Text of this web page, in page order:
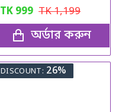
TK 999 TK1,199
অর্ডার করুন
DISCOUNT: 26%